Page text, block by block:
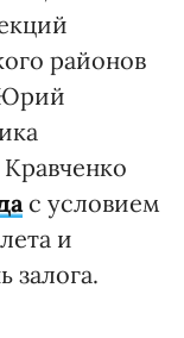
районов
с условием
и
залога.